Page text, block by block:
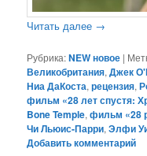
Читать далее →
Рубрика:NEW новое |
Великобритания,Джек
Ниа ДаКоста,рецензия,
фильм «28 лет спустя:
Bone Temple,фильм «28
Чи Льюис-Парри,Элфи
Добавить комментарий